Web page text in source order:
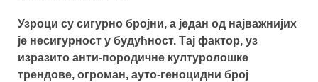
Узроци су сигурно бројни, а један од најважнијих
је несигурност у будућност. Тај фактор, уз
изразито анти-породичне културолошке
трендове, огроман, ауто-геноцидни број